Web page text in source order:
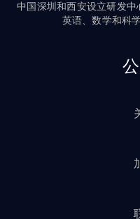
中国深圳和西安设立研发
英语、数学和科